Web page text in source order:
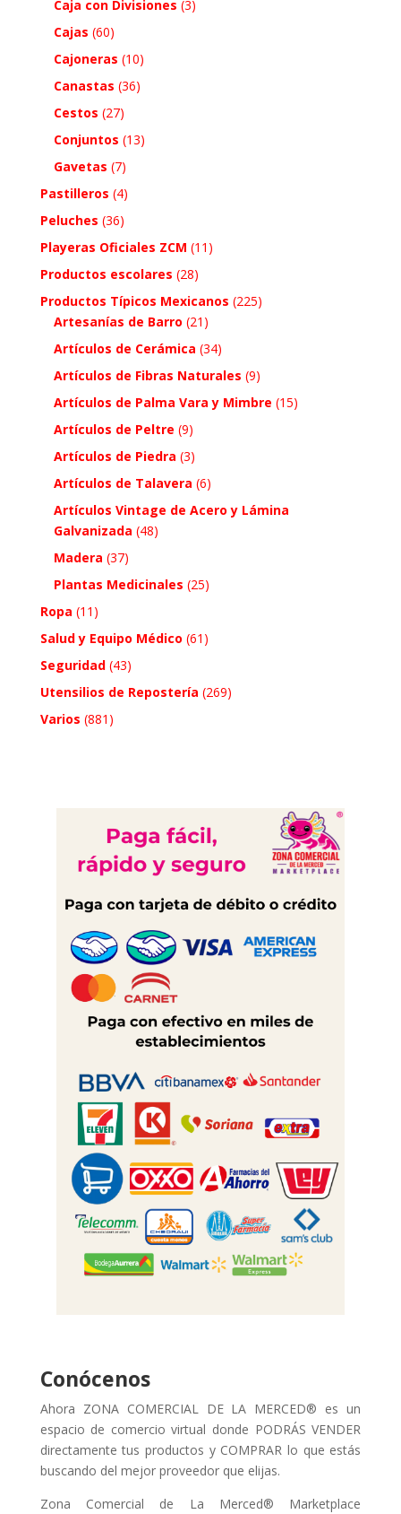
Caja con Divisiones (3)
Cajas (60)
Cajoneras (10)
Canastas (36)
Cestos (27)
Conjuntos (13)
Gavetas (7)
Pastilleros (4)
Peluches (36)
Playeras Oficiales ZCM (11)
Productos escolares (28)
Productos Típicos Mexicanos (225)
Artesanías de Barro (21)
Artículos de Cerámica (34)
Artículos de Fibras Naturales (9)
Artículos de Palma Vara y Mimbre (15)
Artículos de Peltre (9)
Artículos de Piedra (3)
Artículos de Talavera (6)
Artículos Vintage de Acero y Lámina
Galvanizada (48)
Madera (37)
Plantas Medicinales (25)
Ropa (11)
Salud y Equipo Médico (61)
Seguridad (43)
Utensilios de Repostería (269)
Varios (881)
Conócenos
Ahora ZONA COMERCIAL DE LA MERCED® es un
espacio de comercio virtual donde PODRÁS VENDER
directamente tus productos y COMPRAR lo que estás
buscando del mejor proveedor que elijas.
Zona Comercial de La Merced® Marketplace